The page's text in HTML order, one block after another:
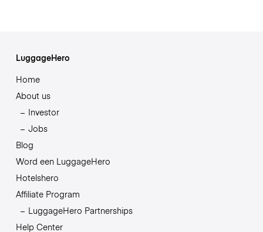
LuggageHero
Home
About us
Investor
Jobs
Blog
Word een LuggageHero
Hotelshero
Affiliate Program
LuggageHero Partnerships
Help Center